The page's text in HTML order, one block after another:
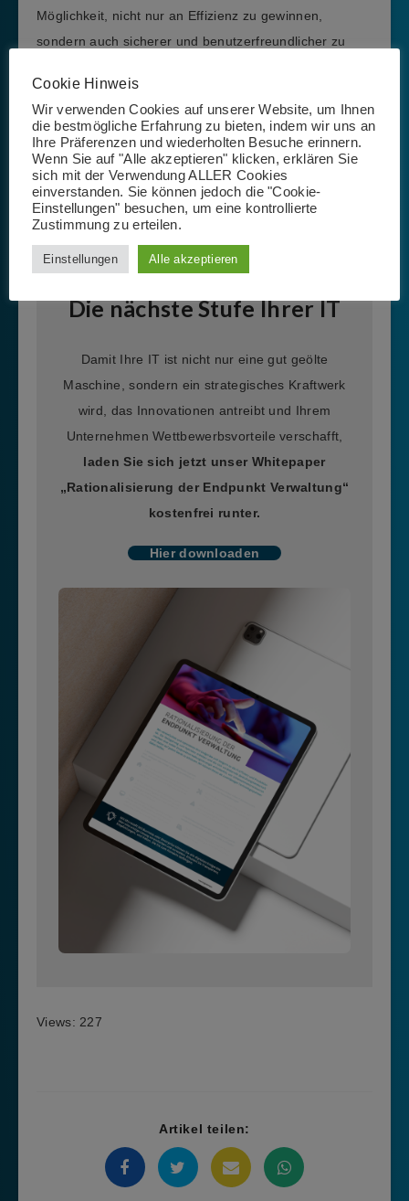
Möglichkeit, nicht nur an Effizienz zu gewinnen,
sondern auch sicherer und benutzerfreundlicher zu
Mit modernen Tools wie Microsoft 365 und einer
einheitlichen Endpunktverwaltungslösung können Sie
Ihre digitalen Ressourcen zentral verwalten,
Sicherheitslücken schließen und gleichzeitig die
Benutzererfahrung verbessern.
Die nächste Stufe Ihrer IT
Damit Ihre IT ist nicht nur eine gut geölte
Maschine, sondern ein strategisches Kraftwerk
wird, das Innovationen antreibt und Ihrem
Unternehmen Wettbewerbsvorteile verschafft,
laden Sie sich jetzt unser Whitepaper
„Rationalisierung der Endpunkt Verwaltung“
kostenfrei runter.
Hier downloaden
Views: 227
Artikel teilen:
Cookie Hinweis
Wir verwenden Cookies auf unserer Website, um Ihnen
die bestmögliche Erfahrung zu bieten, indem wir uns an
Ihre Präferenzen und wiederholten Besuche erinnern.
Wenn Sie auf "Alle akzeptieren" klicken, erklären Sie
sich mit der Verwendung ALLER Cookies
einverstanden. Sie können jedoch die "Cookie-
Einstellungen" besuchen, um eine kontrollierte
Zustimmung zu erteilen.
Einstellungen Alle akzeptieren